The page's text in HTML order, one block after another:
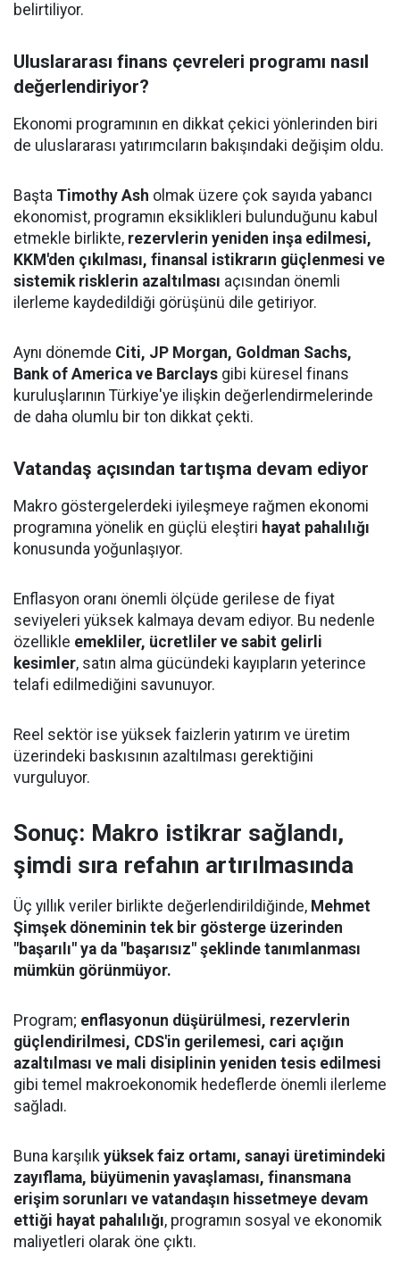
belirtiliyor.
Uluslararası finans çevreleri programı nasıl
değerlendiriyor?
Ekonomi programının en dikkat çekici yönlerinden biri
de uluslararası yatırımcıların bakışındaki değişim oldu.
Başta Timothy Ash olmak üzere çok sayıda yabancı
ekonomist, programın eksiklikleri bulunduğunu kabul
etmekle birlikte, rezervlerin yeniden inşa edilmesi,
KKM'den çıkılması, finansal istikrarın güçlenmesi ve
sistemik risklerin azaltılması açısından önemli
ilerleme kaydedildiği görüşünü dile getiriyor.
Aynı dönemde Citi, JP Morgan, Goldman Sachs,
Bank of America ve Barclays gibi küresel finans
kuruluşlarının Türkiye'ye ilişkin değerlendirmelerinde
de daha olumlu bir ton dikkat çekti.
Vatandaş açısından tartışma devam ediyor
Makro göstergelerdeki iyileşmeye rağmen ekonomi
programına yönelik en güçlü eleştiri hayat pahalılığı
konusunda yoğunlaşıyor.
Enflasyon oranı önemli ölçüde gerilese de fiyat
seviyeleri yüksek kalmaya devam ediyor. Bu nedenle
özellikle emekliler, ücretliler ve sabit gelirli
kesimler, satın alma gücündeki kayıpların yeterince
telafi edilmediğini savunuyor.
Reel sektör ise yüksek faizlerin yatırım ve üretim
üzerindeki baskısının azaltılması gerektiğini
vurguluyor.
Sonuç: Makro istikrar sağlandı,
şimdi sıra refahın artırılmasında
Üç yıllık veriler birlikte değerlendirildiğinde, Mehmet
Şimşek döneminin tek bir gösterge üzerinden
"başarılı" ya da "başarısız" şeklinde tanımlanması
mümkün görünmüyor.
Program; enflasyonun düşürülmesi, rezervlerin
güçlendirilmesi, CDS'in gerilemesi, cari açığın
azaltılması ve mali disiplinin yeniden tesis edilmesi
gibi temel makroekonomik hedeflerde önemli ilerleme
sağladı.
Buna karşılık yüksek faiz ortamı, sanayi üretimindeki
zayıflama, büyümenin yavaşlaması, finansmana
erişim sorunları ve vatandaşın hissetmeye devam
ettiği hayat pahalılığı, programın sosyal ve ekonomik
maliyetleri olarak öne çıktı.